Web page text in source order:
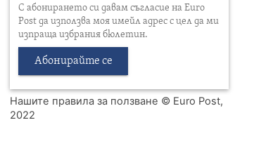
С абонирането си давам съгласие на Euro
Post да използва моя имейл адрес с цел да ми
изпраща избрания бюлетин.
Абонирайте се
Нашите правила за ползване © Euro Post,
2022